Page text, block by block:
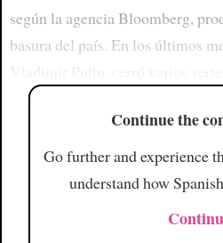
según la agencia Bloomberg,
basura del país. En los últimos
Continue the
Go further and experience
understand how